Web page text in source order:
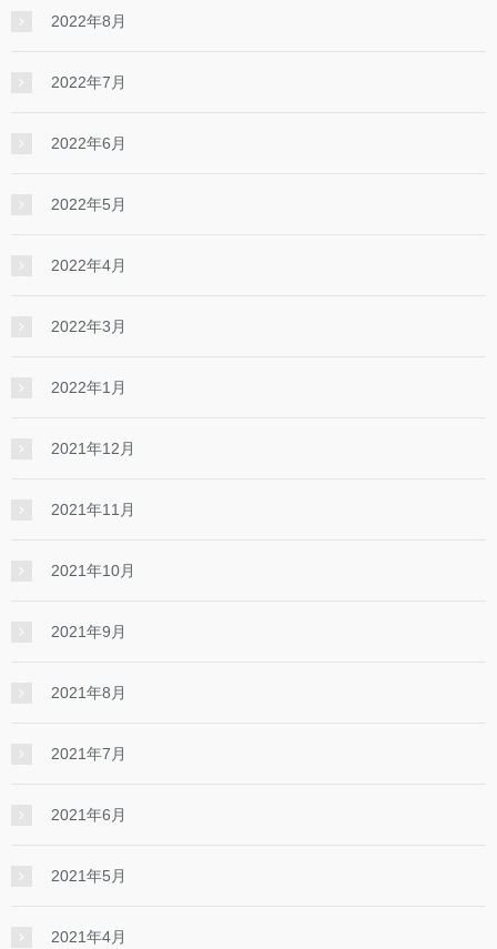
2022年8月
2022年7月
2022年6月
2022年5月
2022年4月
2022年3月
2022年1月
2021年12月
2021年11月
2021年10月
2021年9月
2021年8月
2021年7月
2021年6月
2021年5月
2021年4月